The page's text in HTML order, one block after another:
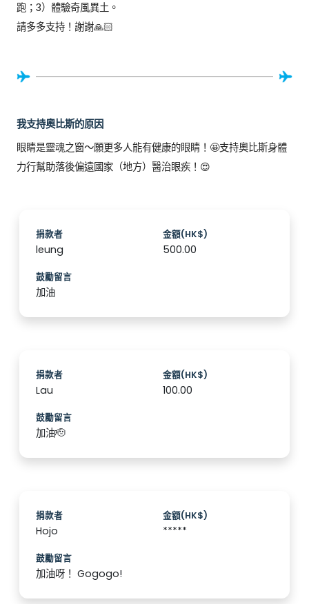
跑；3）體驗奇風異土。
請多多支持！謝謝🙏🏻
我支持奧比斯的原因
眼睛是靈魂之窗～願更多人能有健康的眼睛！🤩支持奧比斯身體
力行幫助落後偏遠國家（地方）醫治眼疾！😍
捐款者
leung
金額(HK$)
500.00
鼓勵留言
加油
捐款者
Lau
金額(HK$)
100.00
鼓勵留言
加油🫡
捐款者
Hojo
金額(HK$)
*****
鼓勵留言
加油呀！ Gogogo!